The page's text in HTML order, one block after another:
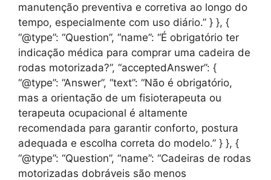
manutenção preventiva e corretiva ao longo do
tempo, especialmente com uso diário.” } }, {
“@type”: “Question”, “name”: “É obrigatório ter
indicação médica para comprar uma cadeira de
rodas motorizada?”, “acceptedAnswer”: {
“@type”: “Answer”, “text”: “Não é obrigatório,
mas a orientação de um fisioterapeuta ou
terapeuta ocupacional é altamente
recomendada para garantir conforto, postura
adequada e escolha correta do modelo.” } }, {
“@type”: “Question”, “name”: “Cadeiras de rodas
motorizadas dobráveis são menos